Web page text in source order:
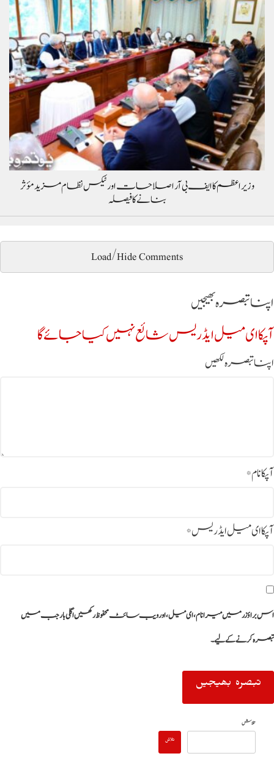
وزیراعظم کا ایف بی آر اصلاحات اور ٹیکس نظام مزید مؤثر
بنانے کا فیصلہ
Load/Hide Comments
اپنا تبصرہ بھیجیں
آپکا ای میل ایڈریس شائع نہیں کیا جائے گا
اپنا تبصرہ لکھیں
آپکا نام*
آپکا ای میل ایڈریس*
اس براؤزر میں میرا نام، ای میل، اور ویب سائٹ محفوظ رکھیں اگلی بار جب میں
تبصرہ کرنے کےلیے۔
تلاش
تلاش